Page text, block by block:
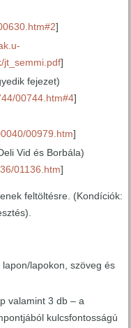
]
jt_semmi.pdf]
fejezet)
00744.htm#4]
00979.htm]
Vid és Borbála)
01136.htm]
feltöltésre. (Kondíciók:
lapokon, szöveg és
valamint 3 db – a
kulcsfontosságú